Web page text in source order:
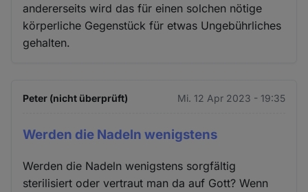
andererseits wird das für einen solchen nötige
körperliche Gegenstück für etwas Ungebührliches
gehalten.
Peter (nicht überprüft) Mi. 12 Apr 2023 - 19:35
Werden die Nadeln wenigstens
Werden die Nadeln wenigstens sorgfältig
sterilisiert oder vertraut man da auf Gott? Wenn